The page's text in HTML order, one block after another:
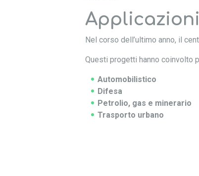
Nel corso dell’ultimo anno, il
Questi progetti hanno coinvolto
Automobilistico
Difesa
Petrolio, gas e minerario
Trasporto urbano